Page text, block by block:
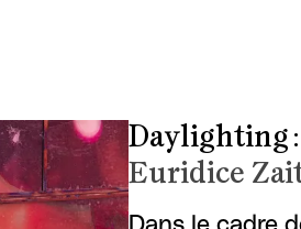
Daylighting :
Euridice